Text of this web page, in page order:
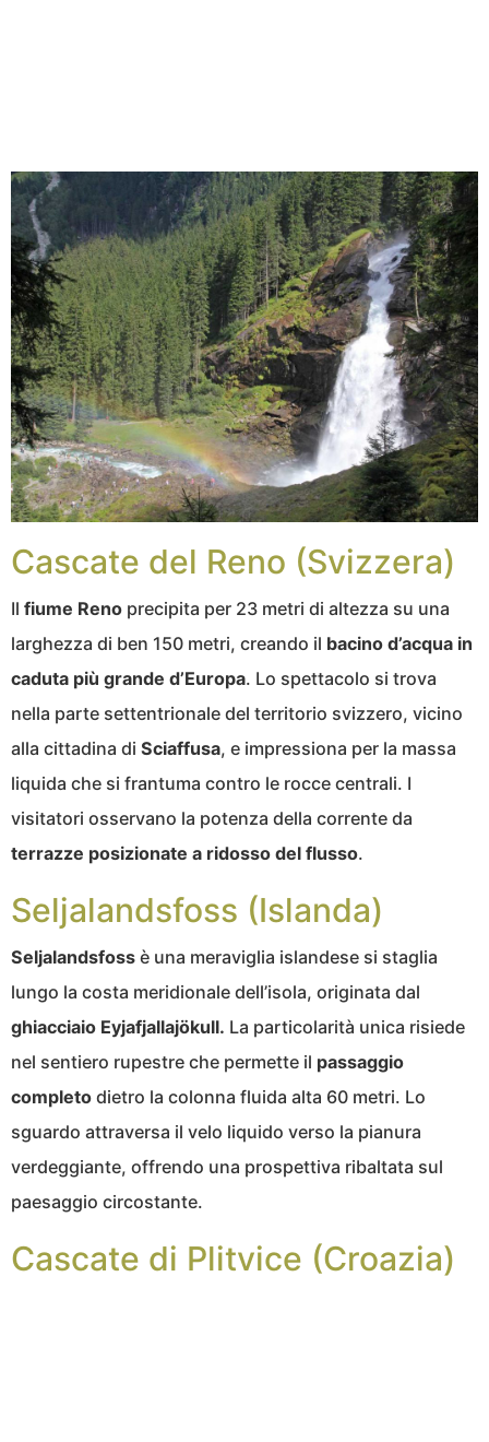
Cascate del Reno (Svizzera)
Il fiume Reno precipita per 23 metri di altezza su una
larghezza di ben 150 metri, creando il bacino d’acqua in
caduta più grande d’Europa. Lo spettacolo si trova
nella parte settentrionale del territorio svizzero, vicino
alla cittadina di Sciaffusa, e impressiona per la massa
liquida che si frantuma contro le rocce centrali. I
visitatori osservano la potenza della corrente da
terrazze posizionate a ridosso del flusso.
Seljalandsfoss (Islanda)
Seljalandsfoss è una meraviglia islandese si staglia
lungo la costa meridionale dell’isola, originata dal
ghiacciaio Eyjafjallajökull. La particolarità unica risiede
nel sentiero rupestre che permette il passaggio
completo dietro la colonna fluida alta 60 metri. Lo
sguardo attraversa il velo liquido verso la pianura
verdeggiante, offrendo una prospettiva ribaltata sul
paesaggio circostante.
Cascate di Plitvice (Croazia)